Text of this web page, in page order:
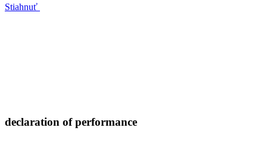
Stiahnuť
declaration of performance